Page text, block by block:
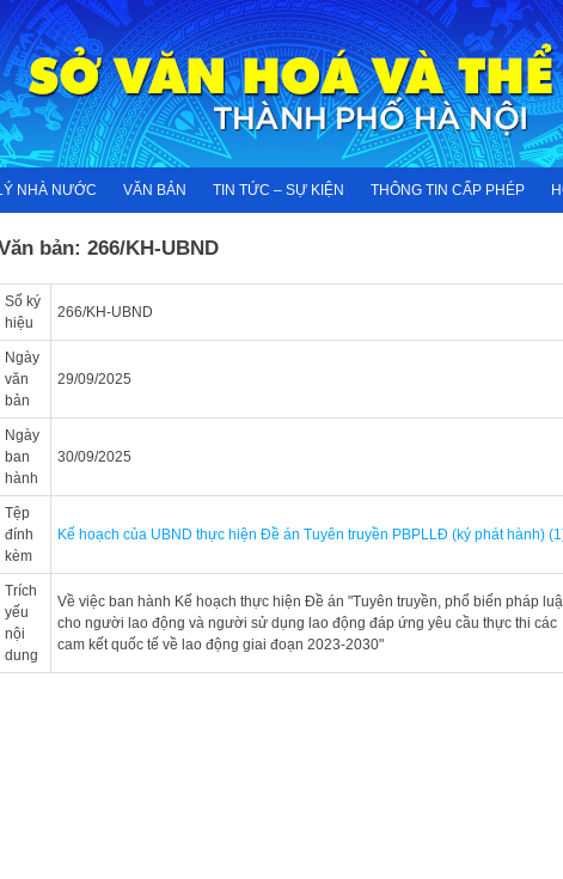
NHÀ NƯỚC VĂN BẢN TIN TỨC – SỰ KIỆN THÔNG TIN CẤP PHÉP
bản: 266/KH-UBND
Số ký
hiệu
266/KH-UBND
Ngày
văn
bản
29/09/2025
Ngày
ban
hành
30/09/2025
Tệp
đính
kèm
Kế hoạch của UBND thực hiện Đề án Tuyên truyền PBPLLĐ (ký phát hành)
Trích
yếu
nội
dung
Về việc ban hành Kế hoạch thực hiện Đề án "Tuyên truyền, phổ biến pháp
cho người lao động và người sử dụng lao động đáp ứng yêu cầu thực thi các
cam kết quốc tế về lao động giai đoạn 2023-2030"